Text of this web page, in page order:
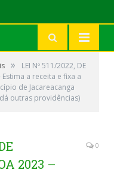
»
LEI Nº 511/2022, DE
Estima a receita e fixa a
de Jacareacanga
outras providências)
2023 –
0